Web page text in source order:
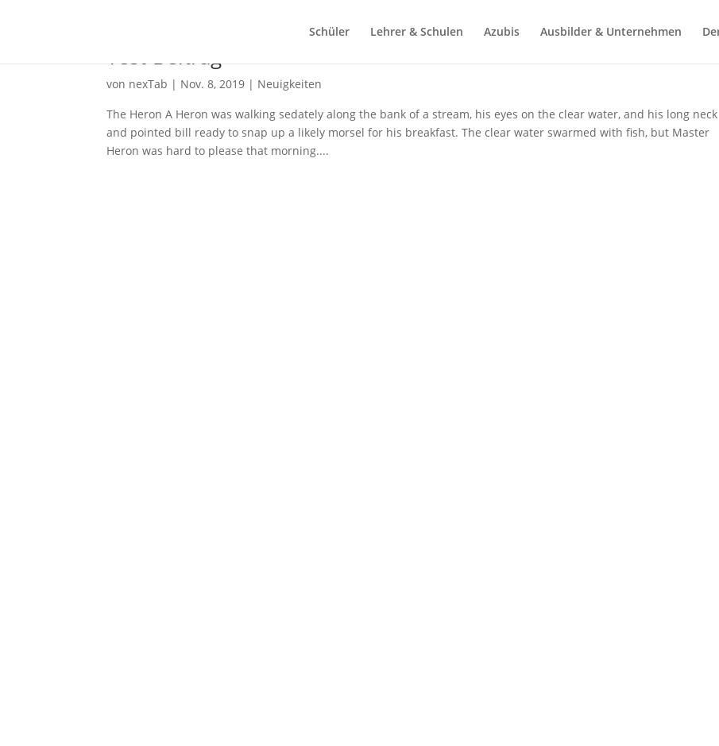
Schüler Lehrer & Schulen Azubis Ausbilder & Unternehmen
Test-Beitrag
von nexTab | Nov. 8, 2019 | Neuigkeiten
The Heron A Heron was walking sedately along the bank of a stream, his eyes on the clear water, and his long neck
and pointed bill ready to snap up a likely morsel for his breakfast. The clear water swarmed with fish, but Master
Heron was hard to please that morning....